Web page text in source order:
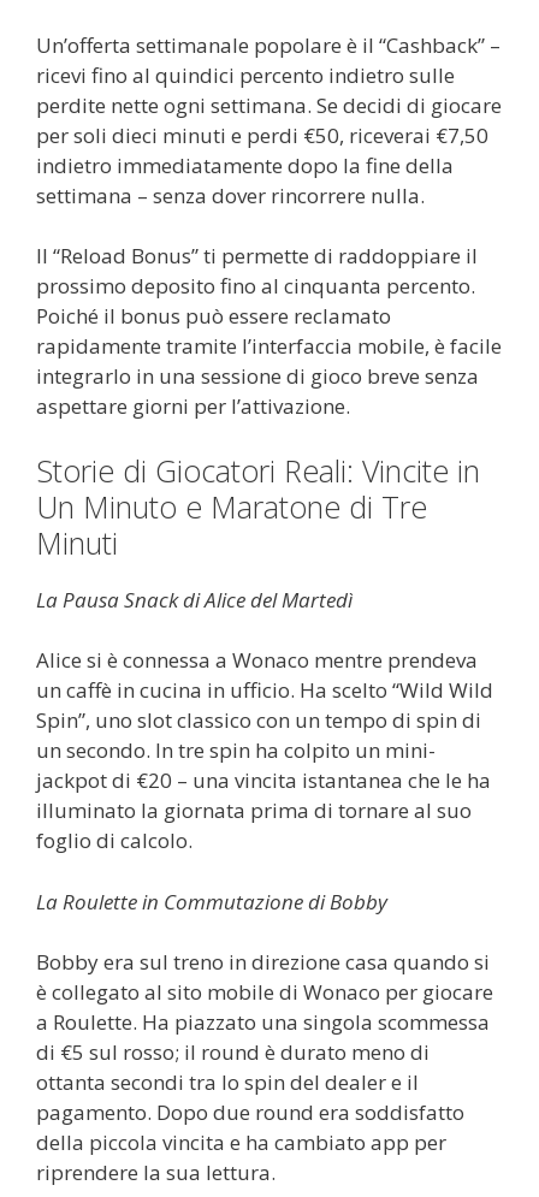
Un’offerta settimanale popolare è il “Cashback” –
ricevi fino al quindici percento indietro sulle
perdite nette ogni settimana. Se decidi di giocare
per soli dieci minuti e perdi €50, riceverai €7,50
indietro immediatamente dopo la fine della
settimana – senza dover rincorrere nulla.
Il “Reload Bonus” ti permette di raddoppiare il
prossimo deposito fino al cinquanta percento.
Poiché il bonus può essere reclamato
rapidamente tramite l’interfaccia mobile, è facile
integrarlo in una sessione di gioco breve senza
aspettare giorni per l’attivazione.
Storie di Giocatori Reali: Vincite in
Un Minuto e Maratone di Tre
Minuti
La Pausa Snack di Alice del Martedì
Alice si è connessa a Wonaco mentre prendeva
un caffè in cucina in ufficio. Ha scelto “Wild Wild
Spin”, uno slot classico con un tempo di spin di
un secondo. In tre spin ha colpito un mini-
jackpot di €20 – una vincita istantanea che le ha
illuminato la giornata prima di tornare al suo
foglio di calcolo.
La Roulette in Commutazione di Bobby
Bobby era sul treno in direzione casa quando si
è collegato al sito mobile di Wonaco per giocare
a Roulette. Ha piazzato una singola scommessa
di €5 sul rosso; il round è durato meno di
ottanta secondi tra lo spin del dealer e il
pagamento. Dopo due round era soddisfatto
della piccola vincita e ha cambiato app per
riprendere la sua lettura.